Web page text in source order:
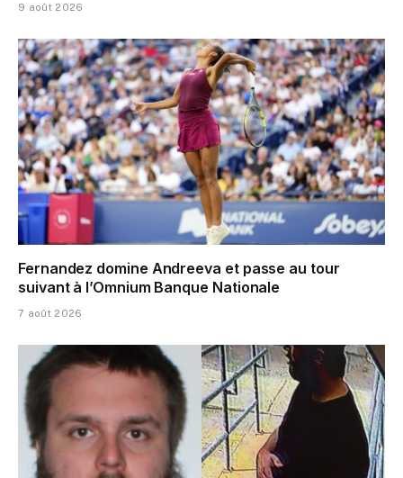
9 août 2026
Fernandez domine Andreeva et passe au tour
suivant à l’Omnium Banque Nationale
7 août 2026